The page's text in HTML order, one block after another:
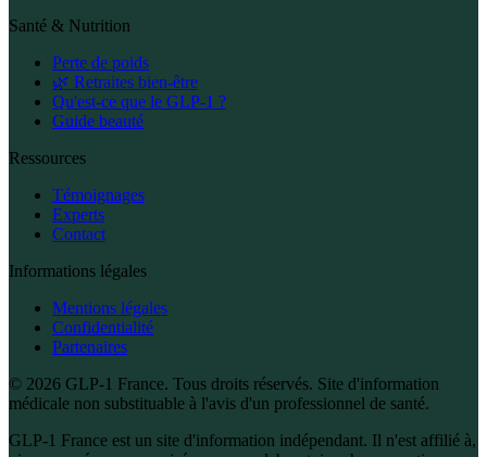
Santé & Nutrition
Perte de poids
🌿 Retraites bien-être
Qu'est-ce que le GLP-1 ?
Guide beauté
Ressources
Témoignages
Experts
Contact
Informations légales
Mentions légales
Confidentialité
Partenaires
© 2026 GLP-1 France. Tous droits réservés. Site d'information
médicale non substituable à l'avis d'un professionnel de santé.
GLP-1 France est un site d'information indépendant. Il n'est affilié à,